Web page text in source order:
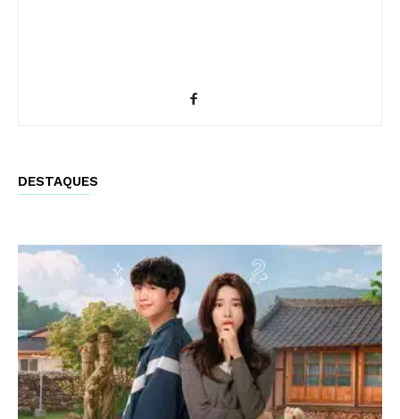
DESTAQUES